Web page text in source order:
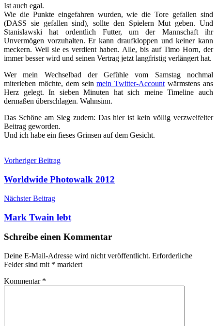
Ist auch egal.
Wie die Punkte eingefahren wurden, wie die Tore gefallen sind
(DASS sie gefallen sind), sollte den Spielern Mut geben. Und
Stanislawski hat ordentlich Futter, um der Mannschaft ihr
Unvermögen vorzuhalten. Er kann draufkloppen und keiner kann
meckern. Weil sie es verdient haben. Alle, bis auf Timo Horn, der
immer besser wird und seinen Vertrag jetzt langfristig verlängert hat.
Wer mein Wechselbad der Gefühle vom Samstag nochmal
miterleben möchte, dem seinmein Twitter-Accountwärmstens ans
Herz gelegt. In sieben Minuten hat sich meine Timeline auch
dermaßen überschlagen. Wahnsinn.
Das Schöne am Sieg zudem: Das hier ist kein völlig verzweifelter
Beitrag geworden.
Und ich habe ein fieses Grinsen auf dem Gesicht.
Beitragsnavigation
Vorheriger Beitrag
Worldwide Photowalk 2012
Nächster Beitrag
Mark Twain lebt
Schreibe einen Kommentar
Deine E-Mail-Adresse wird nicht veröffentlicht. Erforderliche
Felder sind mit * markiert
Kommentar *